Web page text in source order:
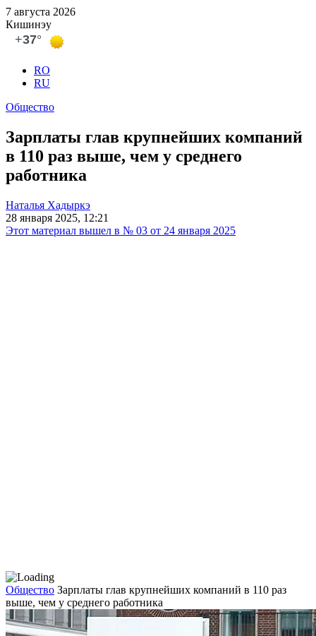
7 августа 2026
Кишинэу
RO
RU
Общество
Зарплаты глав крупнейших компаний
в 110 раз выше, чем у среднего
работника
Наталья Хадыркэ
28 января 2025, 12:21
Этот материал вышел в № 03 от 24 января 2025
Общество Зарплаты глав крупнейших компаний в 110 раз
выше, чем у среднего работника